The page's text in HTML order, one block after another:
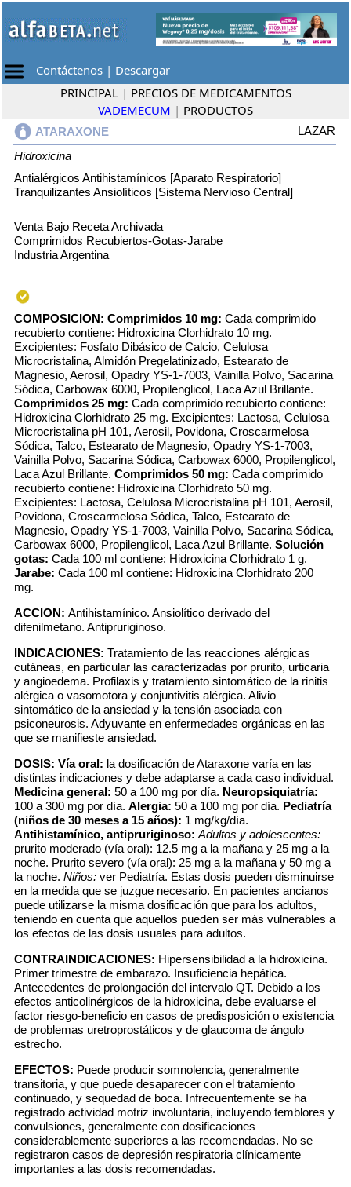
Contáctenos | Descargar
PRINCIPAL | PRECIOS DE MEDICAMENTOS
VADEMECUM | PRODUCTOS
ATARAXONE
LAZAR
Hidroxicina
Antialérgicos Antihistamínicos [Aparato Respiratorio]
Tranquilizantes Ansiolíticos [Sistema Nervioso Central]
Venta Bajo Receta Archivada
Comprimidos Recubiertos-Gotas-Jarabe
Industria Argentina
COMPOSICION: Comprimidos 10 mg: Cada comprimido
recubierto contiene: Hidroxicina Clorhidrato 10 mg.
Excipientes: Fosfato Dibásico de Calcio, Celulosa
Microcristalina, Almidón Pregelatinizado, Estearato de
Magnesio, Aerosil, Opadry YS-1-7003, Vainilla Polvo, Sacarina
Sódica, Carbowax 6000, Propilenglicol, Laca Azul Brillante.
Comprimidos 25 mg: Cada comprimido recubierto contiene:
Hidroxicina Clorhidrato 25 mg. Excipientes: Lactosa, Celulosa
Microcristalina pH 101, Aerosil, Povidona, Croscarmelosa
Sódica, Talco, Estearato de Magnesio, Opadry YS-1-7003,
Vainilla Polvo, Sacarina Sódica, Carbowax 6000, Propilenglicol,
Laca Azul Brillante. Comprimidos 50 mg: Cada comprimido
recubierto contiene: Hidroxicina Clorhidrato 50 mg.
Excipientes: Lactosa, Celulosa Microcristalina pH 101, Aerosil,
Povidona, Croscarmelosa Sódica, Talco, Estearato de
Magnesio, Opadry YS-1-7003, Vainilla Polvo, Sacarina Sódica,
Carbowax 6000, Propilenglicol, Laca Azul Brillante. Solución
gotas: Cada 100 ml contiene: Hidroxicina Clorhidrato 1 g.
Jarabe: Cada 100 ml contiene: Hidroxicina Clorhidrato 200
mg.
ACCION: Antihistamínico. Ansiolítico derivado del
difenilmetano. Antipruriginoso.
INDICACIONES: Tratamiento de las reacciones alérgicas
cutáneas, en particular las caracterizadas por prurito, urticaria
y angioedema. Profilaxis y tratamiento sintomático de la rinitis
alérgica o vasomotora y conjuntivitis alérgica. Alivio
sintomático de la ansiedad y la tensión asociada con
psiconeurosis. Adyuvante en enfermedades orgánicas en las
que se manifieste ansiedad.
DOSIS: Vía oral: la dosificación de Ataraxone varía en las
distintas indicaciones y debe adaptarse a cada caso individual.
Medicina general: 50 a 100 mg por día. Neuropsiquiatría:
100 a 300 mg por día. Alergia: 50 a 100 mg por día. Pediatría
(niños de 30 meses a 15 años): 1 mg/kg/día.
Antihistamínico, antipruriginoso: Adultos y adolescentes:
prurito moderado (vía oral): 12.5 mg a la mañana y 25 mg a la
noche. Prurito severo (vía oral): 25 mg a la mañana y 50 mg a
la noche. Niños: ver Pediatría. Estas dosis pueden disminuirse
en la medida que se juzgue necesario. En pacientes ancianos
puede utilizarse la misma dosificación que para los adultos,
teniendo en cuenta que aquellos pueden ser más vulnerables a
los efectos de las dosis usuales para adultos.
CONTRAINDICACIONES: Hipersensibilidad a la hidroxicina.
Primer trimestre de embarazo. Insuficiencia hepática.
Antecedentes de prolongación del intervalo QT. Debido a los
efectos anticolinérgicos de la hidroxicina, debe evaluarse el
factor riesgo-beneficio en casos de predisposición o existencia
de problemas uretroprostáticos y de glaucoma de ángulo
estrecho.
EFECTOS: Puede producir somnolencia, generalmente
transitoria, y que puede desaparecer con el tratamiento
continuado, y sequedad de boca. Infrecuentemente se ha
registrado actividad motriz involuntaria, incluyendo temblores y
convulsiones, generalmente con dosificaciones
considerablemente superiores a las recomendadas. No se
registraron casos de depresión respiratoria clínicamente
importantes a las dosis recomendadas.